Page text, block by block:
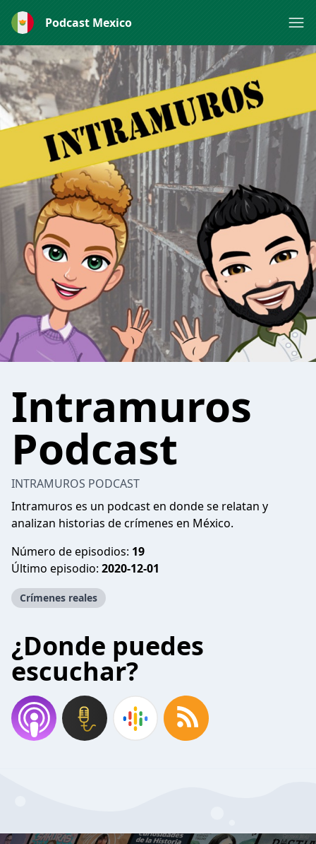
Podcast Mexico
Intramuros
Podcast
INTRAMUROS PODCAST
Intramuros es un podcast en donde se relatan y
analizan historias de crímenes en México.
Número de episodios: 19
Último episodio: 2020-12-01
Crímenes reales
¿Donde puedes
escuchar?